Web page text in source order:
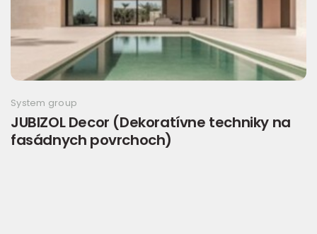
System group
JUBIZOL Decor (Dekoratívne techniky na
fasádnych povrchoch)